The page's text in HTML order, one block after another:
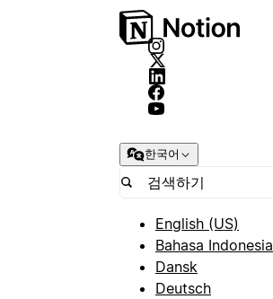
한국어
English (US)
Bahasa Indonesia
Dansk
Deutsch